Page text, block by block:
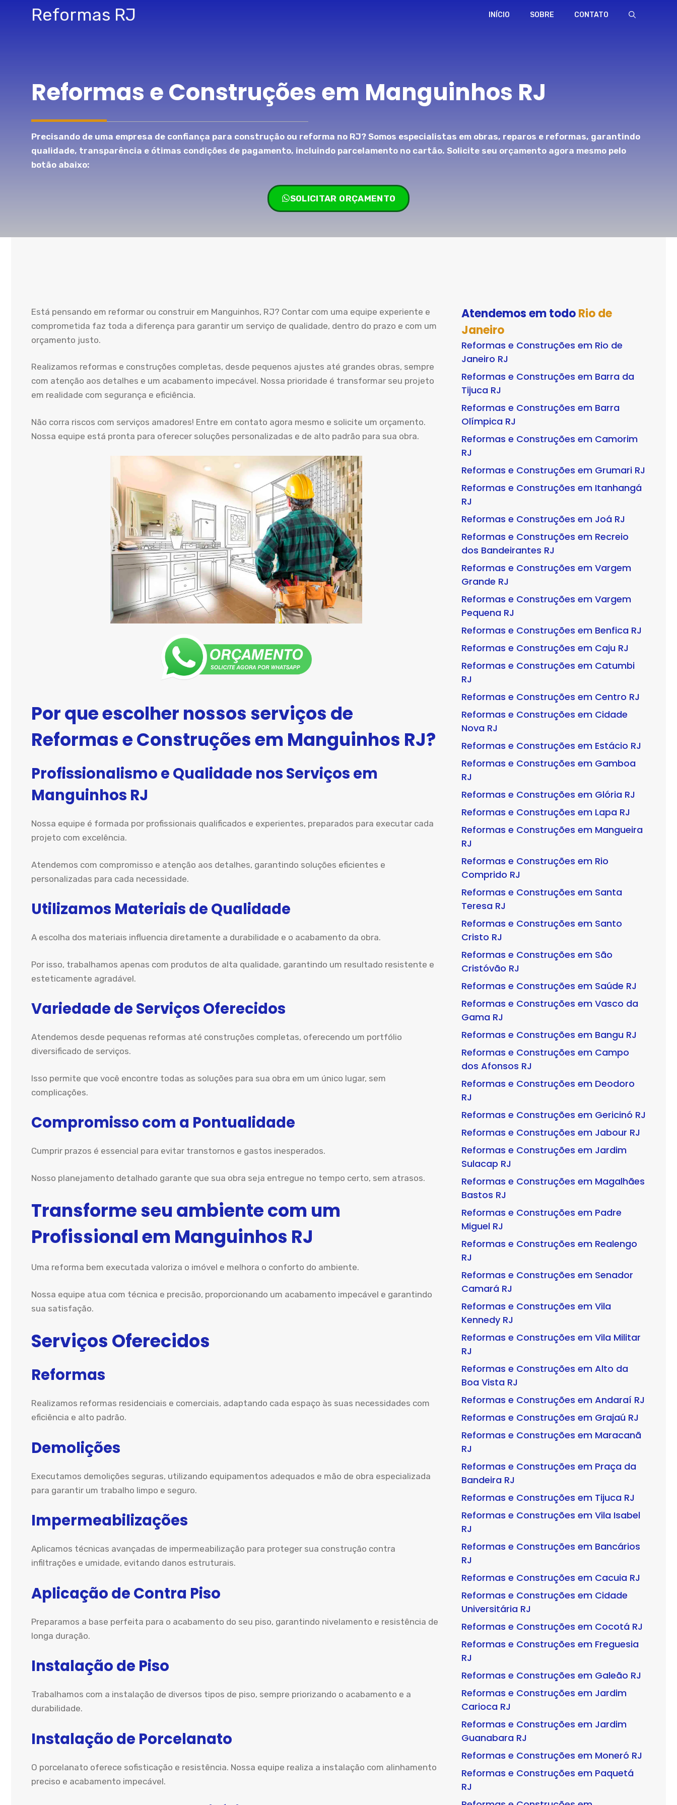
Reformas RJ INÍCIO SOBRE CONTATO
Reformas e Construções em Manguinhos RJ
Precisando de uma empresa de confiança para construção ou reforma no RJ? Somos especialistas em obras, reparos e reformas, garantindo
qualidade, transparência e ótimas condições de pagamento, incluindo parcelamento no cartão. Solicite seu orçamento agora mesmo pelo
botão abaixo:
SOLICITAR ORÇAMENTO
Está pensando em reformar ou construir em Manguinhos, RJ? Contar com uma equipe experiente e
comprometida faz toda a diferença para garantir um serviço de qualidade, dentro do prazo e com um
orçamento justo.
Realizamos reformas e construções completas, desde pequenos ajustes até grandes obras, sempre
com atenção aos detalhes e um acabamento impecável. Nossa prioridade é transformar seu projeto
em realidade com segurança e eficiência.
Não corra riscos com serviços amadores! Entre em contato agora mesmo e solicite um orçamento.
Nossa equipe está pronta para oferecer soluções personalizadas e de alto padrão para sua obra.
Por que escolher nossos serviços de
Reformas e Construções em Manguinhos RJ?
Profissionalismo e Qualidade nos Serviços em
Manguinhos RJ
Nossa equipe é formada por profissionais qualificados e experientes, preparados para executar cada
projeto com excelência.
Atendemos com compromisso e atenção aos detalhes, garantindo soluções eficientes e
personalizadas para cada necessidade.
Utilizamos Materiais de Qualidade
A escolha dos materiais influencia diretamente a durabilidade e o acabamento da obra.
Por isso, trabalhamos apenas com produtos de alta qualidade, garantindo um resultado resistente e
esteticamente agradável.
Variedade de Serviços Oferecidos
Atendemos desde pequenas reformas até construções completas, oferecendo um portfólio
diversificado de serviços.
Isso permite que você encontre todas as soluções para sua obra em um único lugar, sem
complicações.
Compromisso com a Pontualidade
Cumprir prazos é essencial para evitar transtornos e gastos inesperados.
Nosso planejamento detalhado garante que sua obra seja entregue no tempo certo, sem atrasos.
Transforme seu ambiente com um
Profissional em Manguinhos RJ
Uma reforma bem executada valoriza o imóvel e melhora o conforto do ambiente.
Nossa equipe atua com técnica e precisão, proporcionando um acabamento impecável e garantindo
sua satisfação.
Serviços Oferecidos
Reformas
Realizamos reformas residenciais e comerciais, adaptando cada espaço às suas necessidades com
eficiência e alto padrão.
Demolições
Executamos demolições seguras, utilizando equipamentos adequados e mão de obra especializada
para garantir um trabalho limpo e seguro.
Impermeabilizações
Aplicamos técnicas avançadas de impermeabilização para proteger sua construção contra
infiltrações e umidade, evitando danos estruturais.
Aplicação de Contra Piso
Preparamos a base perfeita para o acabamento do seu piso, garantindo nivelamento e resistência de
longa duração.
Instalação de Piso
Trabalhamos com a instalação de diversos tipos de piso, sempre priorizando o acabamento e a
durabilidade.
Instalação de Porcelanato
O porcelanato oferece sofisticação e resistência. Nossa equipe realiza a instalação com alinhamento
preciso e acabamento impecável.
Atendemos em todoRio de
Janeiro
Reformas e Construções em Rio de
Janeiro RJ
Reformas e Construções em Barra da
Tijuca RJ
Reformas e Construções em Barra
Olímpica RJ
Reformas e Construções em Camorim
RJ
Reformas e Construções em Grumari RJ
Reformas e Construções em Itanhangá
RJ
Reformas e Construções em Joá RJ
Reformas e Construções em Recreio
dos Bandeirantes RJ
Reformas e Construções em Vargem
Grande RJ
Reformas e Construções em Vargem
Pequena RJ
Reformas e Construções em Benfica RJ
Reformas e Construções em Caju RJ
Reformas e Construções em Catumbi
RJ
Reformas e Construções em Centro RJ
Reformas e Construções em Cidade
Nova RJ
Reformas e Construções em Estácio RJ
Reformas e Construções em Gamboa
RJ
Reformas e Construções em Glória RJ
Reformas e Construções em Lapa RJ
Reformas e Construções em Mangueira
RJ
Reformas e Construções em Rio
Comprido RJ
Reformas e Construções em Santa
Teresa RJ
Reformas e Construções em Santo
Cristo RJ
Reformas e Construções em São
Cristóvão RJ
Reformas e Construções em Saúde RJ
Reformas e Construções em Vasco da
Gama RJ
Reformas e Construções em Bangu RJ
Reformas e Construções em Campo
dos Afonsos RJ
Reformas e Construções em Deodoro
RJ
Reformas e Construções em Gericinó RJ
Reformas e Construções em Jabour RJ
Reformas e Construções em Jardim
Sulacap RJ
Reformas e Construções em Magalhães
Bastos RJ
Reformas e Construções em Padre
Miguel RJ
Reformas e Construções em Realengo
RJ
Reformas e Construções em Senador
Camará RJ
Reformas e Construções em Vila
Kennedy RJ
Reformas e Construções em Vila Militar
RJ
Reformas e Construções em Alto da
Boa Vista RJ
Reformas e Construções em Andaraí RJ
Reformas e Construções em Grajaú RJ
Reformas e Construções em Maracanã
RJ
Reformas e Construções em Praça da
Bandeira RJ
Reformas e Construções em Tijuca RJ
Reformas e Construções em Vila Isabel
RJ
Reformas e Construções em Bancários
RJ
Reformas e Construções em Cacuia RJ
Reformas e Construções em Cidade
Universitária RJ
Reformas e Construções em Cocotá RJ
Reformas e Construções em Freguesia
RJ
Reformas e Construções em Galeão RJ
Reformas e Construções em Jardim
Carioca RJ
Reformas e Construções em Jardim
Guanabara RJ
Reformas e Construções em Moneró RJ
Reformas e Construções em Paquetá
RJ